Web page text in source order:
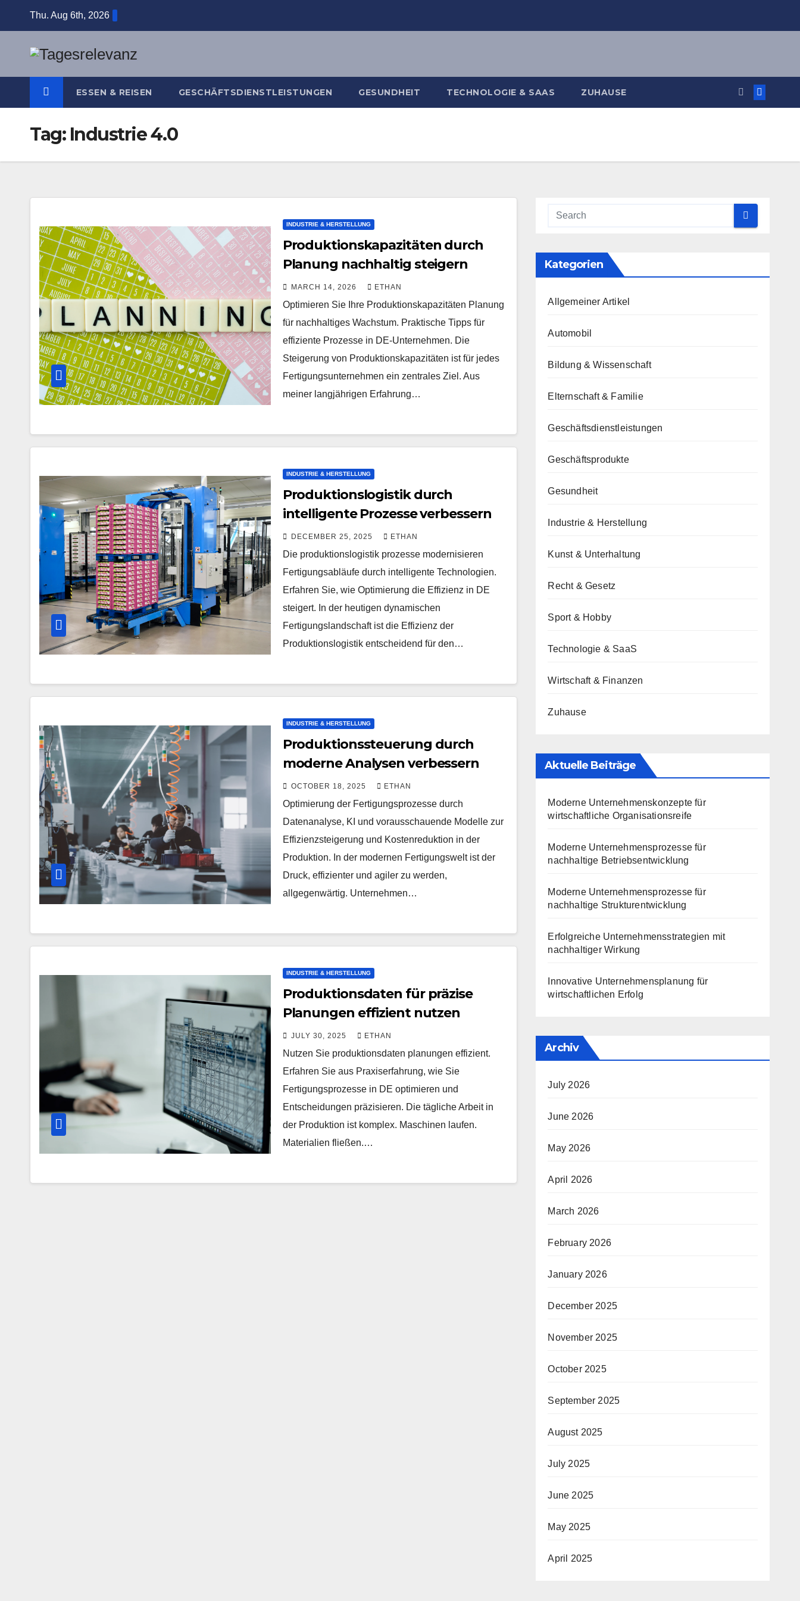
Thu. Aug 6th, 2026
ESSEN & REISEN GESCHÄFTSDIENSTLEISTUNGEN GESUNDHEIT TECHNOLOGIE & SAAS ZUHAUSE
Tag: Industrie 4.0
INDUSTRIE & HERSTELLUNG
Produktionskapazitäten durch
Planung nachhaltig steigern
MARCH 14, 2026 ETHAN
Optimieren Sie Ihre Produktionskapazitäten Planung
für nachhaltiges Wachstum. Praktische Tipps für
effiziente Prozesse in DE-Unternehmen. Die
Steigerung von Produktionskapazitäten ist für jedes
Fertigungsunternehmen ein zentrales Ziel. Aus
meiner langjährigen Erfahrung…
INDUSTRIE & HERSTELLUNG
Produktionslogistik durch
intelligente Prozesse verbessern
DECEMBER 25, 2025 ETHAN
Die produktionslogistik prozesse modernisieren
Fertigungsabläufe durch intelligente Technologien.
Erfahren Sie, wie Optimierung die Effizienz in DE
steigert. In der heutigen dynamischen
Fertigungslandschaft ist die Effizienz der
Produktionslogistik entscheidend für den…
INDUSTRIE & HERSTELLUNG
Produktionssteuerung durch
moderne Analysen verbessern
OCTOBER 18, 2025 ETHAN
Optimierung der Fertigungsprozesse durch
Datenanalyse, KI und vorausschauende Modelle zur
Effizienzsteigerung und Kostenreduktion in der
Produktion. In der modernen Fertigungswelt ist der
Druck, effizienter und agiler zu werden,
allgegenwärtig. Unternehmen…
INDUSTRIE & HERSTELLUNG
Produktionsdaten für präzise
Planungen effizient nutzen
JULY 30, 2025 ETHAN
Nutzen Sie produktionsdaten planungen effizient.
Erfahren Sie aus Praxiserfahrung, wie Sie
Fertigungsprozesse in DE optimieren und
Entscheidungen präzisieren. Die tägliche Arbeit in
der Produktion ist komplex. Maschinen laufen.
Materialien fließen.…
Kategorien
Allgemeiner Artikel
Automobil
Bildung & Wissenschaft
Elternschaft & Familie
Geschäftsdienstleistungen
Geschäftsprodukte
Gesundheit
Industrie & Herstellung
Kunst & Unterhaltung
Recht & Gesetz
Sport & Hobby
Technologie & SaaS
Wirtschaft & Finanzen
Zuhause
Aktuelle Beiträge
Moderne Unternehmenskonzepte für
wirtschaftliche Organisationsreife
Moderne Unternehmensprozesse für
nachhaltige Betriebsentwicklung
Moderne Unternehmensprozesse für
nachhaltige Strukturentwicklung
Erfolgreiche Unternehmensstrategien mit
nachhaltiger Wirkung
Innovative Unternehmensplanung für
wirtschaftlichen Erfolg
Archiv
July 2026
June 2026
May 2026
April 2026
March 2026
February 2026
January 2026
December 2025
November 2025
October 2025
September 2025
August 2025
July 2025
June 2025
May 2025
April 2025